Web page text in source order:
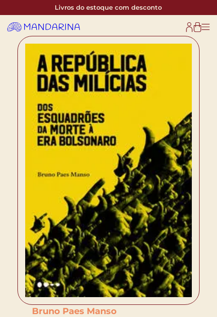
Livros do estoque com desconto
Bruno Paes Manso